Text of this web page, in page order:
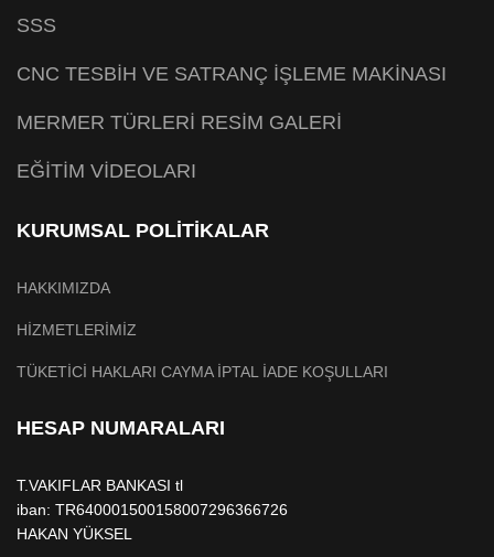
SSS
CNC TESBİH VE SATRANÇ İŞLEME MAKİNASI
MERMER TÜRLERİ RESİM GALERİ
EĞİTİM VİDEOLARI
KURUMSAL POLİTİKALAR
HAKKIMIZDA
HİZMETLERİMİZ
TÜKETİCİ HAKLARI CAYMA İPTAL İADE KOŞULLARI
HESAP NUMARALARI
T.VAKIFLAR BANKASI tl
iban: TR640001500158007296366726
HAKAN YÜKSEL